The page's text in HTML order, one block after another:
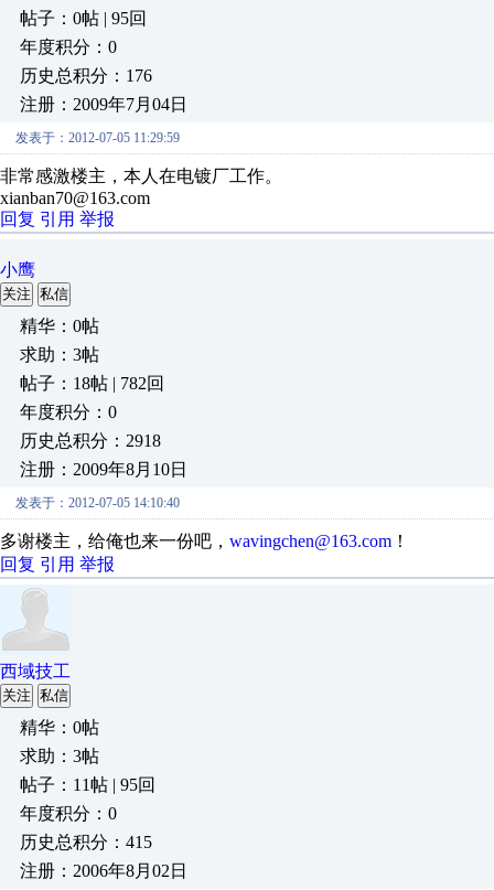
帖子：0帖 | 95回
年度积分：0
历史总积分：176
注册：2009年7月04日
发表于：2012-07-05 11:29:59
非常感激楼主，本人在电镀厂工作。
xianban70@163.com
回复 引用 举报
小鹰
关注 私信
精华：0帖
求助：3帖
帖子：18帖 | 782回
年度积分：0
历史总积分：2918
注册：2009年8月10日
发表于：2012-07-05 14:10:40
多谢楼主，给俺也来一份吧， wavingchen@163.com ！
回复 引用 举报
西域技工
关注 私信
精华：0帖
求助：3帖
帖子：11帖 | 95回
年度积分：0
历史总积分：415
注册：2006年8月02日